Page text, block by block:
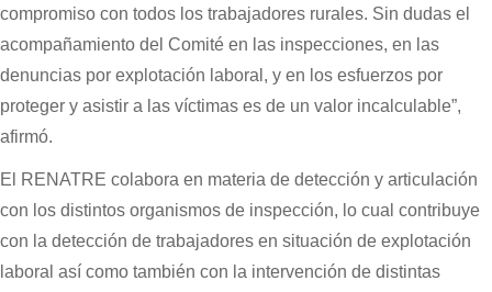
compromiso con todos los trabajadores rurales. Sin dudas el
acompañamiento del Comité en las inspecciones, en las
denuncias por explotación laboral, y en los esfuerzos por
proteger y asistir a las víctimas es de un valor incalculable”,
afirmó.
El RENATRE colabora en materia de detección y articulación
con los distintos organismos de inspección, lo cual contribuye
con la detección de trabajadores en situación de explotación
laboral así como también con la intervención de distintas